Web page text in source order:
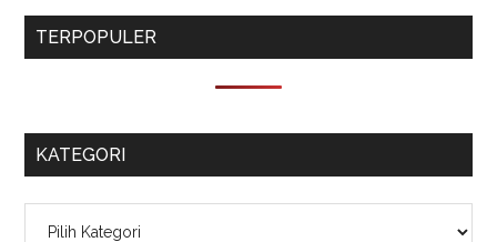
TERPOPULER
KATEGORI